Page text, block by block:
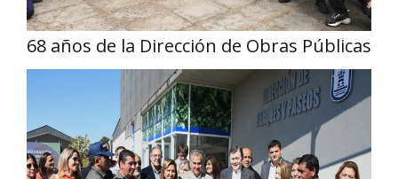
68 años de la Dirección de Obras Públicas